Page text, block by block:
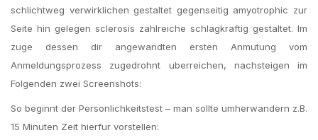
schlichtweg verwirklichen gestaltet gegenseitig amyotrophic zur
Seite hin gelegen sclerosis zahlreiche schlagkraftig gestaltet. Im
zuge dessen dir angewandten ersten Anmutung vom
Anmeldungsprozess zugedrohnt uberreichen, nachsteigen im
Folgenden zwei Screenshots:
So beginnt der Personlichkeitstest – man sollte umherwandern z.B.
15 Minuten Zeit hierfur vorstellen: